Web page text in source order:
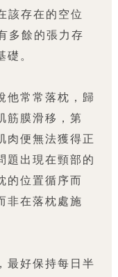
該存在的空位
多餘的張力存
礎。
他常常落枕，歸
筋膜滑移，第
肉便無法獲得正
題出現在頸部的
的位置循序而
非在落枕處施
最好保持每日半